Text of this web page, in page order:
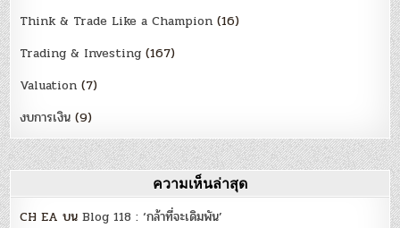
Think & Trade Like a Champion (16)
Trading & Investing (167)
Valuation (7)
งบการเงิน (9)
ความเห็นล่าสุด
CH EA บนBlog 118 : ‘กล้าที่จะเดิมพัน’